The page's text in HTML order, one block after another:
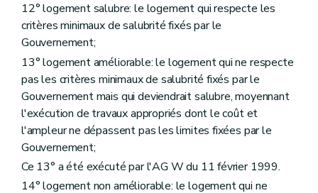
Art. 83
Art. 84
Section 3
Des conditions d'octroi des aides et de la mise en gestion
Art. 85
Art. 85bis
Section
"De l'audit des acteurs locaux de la politique du logement" (décret du 9 février 2012)
Art. 200/1
Titre IV Dispositions administratives et pénales
Art. 200bis
Art. 200ter
Art. 201
Art. 202
Art. 202 bis
12° logement salubre: le logement qui respecte les
critères minimaux de salubrité fixés par le
Gouvernement;
13° logement améliorable: le logement qui ne respecte
pas les critères minimaux de salubrité fixés par le
Gouvernement mais qui deviendrait salubre, moyennant
l'exécution de travaux appropriés dont le coût et
l'ampleur ne dépassent pas les limites fixées par le
Gouvernement;
Ce 13° a été exécuté par l'AG W du 11 février 1999.
14° logement non améliorable: le logement qui ne